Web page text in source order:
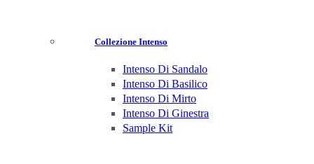
Collezione Intenso
Intenso Di Sandalo
Intenso Di Basilico
Intenso Di Mirto
Intenso Di Ginestra
Sample Kit